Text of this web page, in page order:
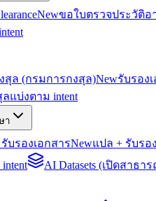
Newขอใบตรวจประวัติอ
สุล (กรมการกงสุล)Newรับรอง
แบ่งตาม intent
า
บรองเอกสารNewแปล + รับรอ
AI Datasets (เปิดสาธา